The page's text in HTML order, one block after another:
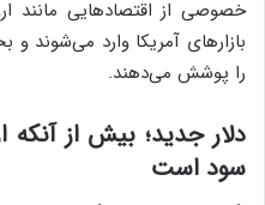
خصوصی از اقتصادهایی مانند
بازارهای آمریکا وارد
را پوشش می‌دهند.
دلار جدید؛ بیش از آنکه
سود است